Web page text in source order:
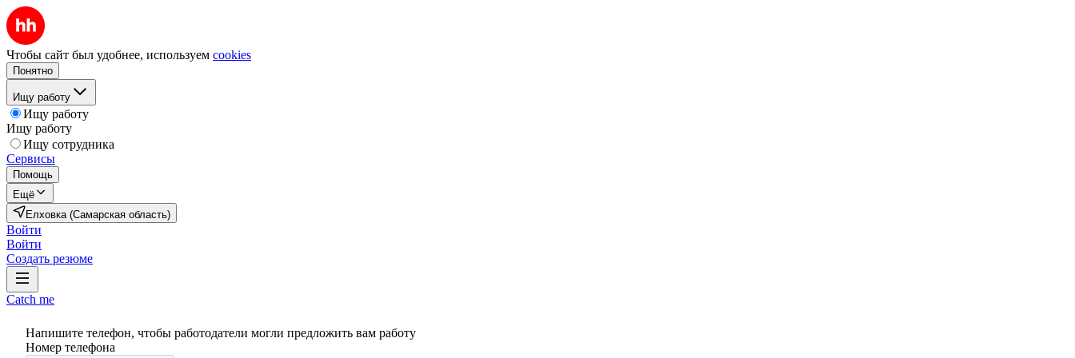
Чтобы сайт был удобнее, используем cookies
Понятно
Ищу работу
Ищу работу
Ищу работу
Ищу сотрудника
Сервисы
Помощь
Ещё
Елховка (Самарская область)
Войти
Войти
Создать резюме
Catch me
Напишите телефон, чтобы работодатели могли предложить вам работу
Номер телефона